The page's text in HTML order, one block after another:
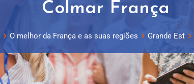
Colmar França
O melhor da França e as suas regiões Grande Est